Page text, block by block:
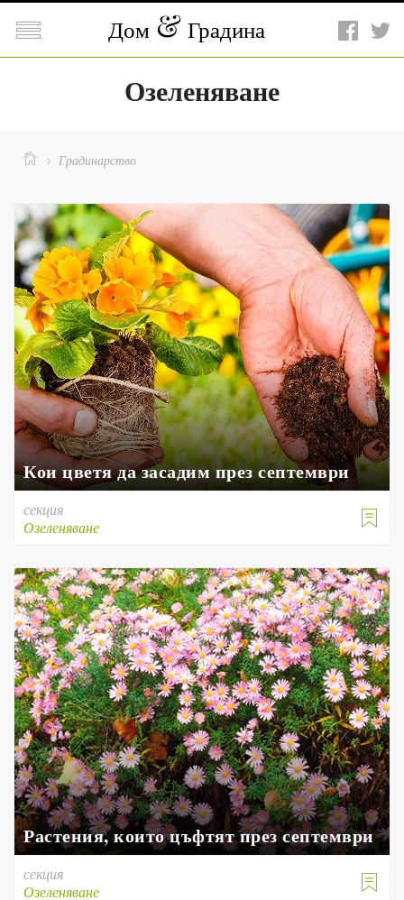
 Дом Градина
Озеленяване
  Градинарство
Кои цветя да засадим през септември

секция
Озеленяване
Растения, които цъфтят през септември

секция
Озеленяване